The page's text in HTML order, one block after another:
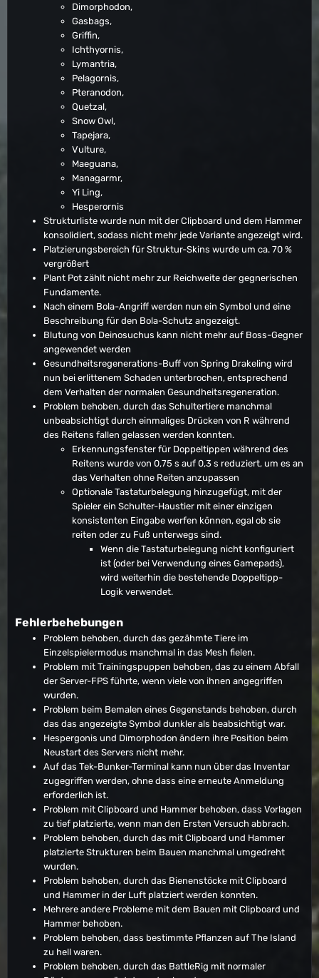
Dimorphodon,
Gasbags,
Griffin,
Ichthyornis,
Lymantria,
Pelagornis,
Pteranodon,
Quetzal,
Snow Owl,
Tapejara,
Vulture,
Maeguana,
Managarmr,
Yi Ling,
Hesperornis
Strukturliste wurde nun mit der Clipboard und dem Hammer
konsolidiert, sodass nicht mehr jede Variante angezeigt wird.
Platzierungsbereich für Struktur-Skins wurde um ca. 70 %
vergrößert
Plant Pot zählt nicht mehr zur Reichweite der gegnerischen
Fundamente.
Nach einem Bola-Angriff werden nun ein Symbol und eine
Beschreibung für den Bola-Schutz angezeigt.
Blutung von Deinosuchus kann nicht mehr auf Boss-Gegner
angewendet werden
Gesundheitsregenerations-Buff von Spring Drakeling wird
nun bei erlittenem Schaden unterbrochen, entsprechend
dem Verhalten der normalen Gesundheitsregeneration.
Problem behoben, durch das Schultertiere manchmal
unbeabsichtigt durch einmaliges Drücken von R während
des Reitens fallen gelassen werden konnten.
Erkennungsfenster für Doppeltippen während des
Reitens wurde von 0,75 s auf 0,3 s reduziert, um es an
das Verhalten ohne Reiten anzupassen
Optionale Tastaturbelegung hinzugefügt, mit der
Spieler ein Schulter-Haustier mit einer einzigen
konsistenten Eingabe werfen können, egal ob sie
reiten oder zu Fuß unterwegs sind.
Wenn die Tastaturbelegung nicht konfiguriert
ist (oder bei Verwendung eines Gamepads),
wird weiterhin die bestehende Doppeltipp-
Logik verwendet.
Fehlerbehebungen
Problem behoben, durch das gezähmte Tiere im
Einzelspielermodus manchmal in das Mesh fielen.
Problem mit Trainingspuppen behoben, das zu einem Abfall
der Server-FPS führte, wenn viele von ihnen angegriffen
wurden.
Problem beim Bemalen eines Gegenstands behoben, durch
das das angezeigte Symbol dunkler als beabsichtigt war.
Hespergonis und Dimorphodon ändern ihre Position beim
Neustart des Servers nicht mehr.
Auf das Tek-Bunker-Terminal kann nun über das Inventar
zugegriffen werden, ohne dass eine erneute Anmeldung
erforderlich ist.
Problem mit Clipboard und Hammer behoben, dass Vorlagen
zu tief platzierte, wenn man den Ersten Versuch abbrach.
Problem behoben, durch das mit Clipboard und Hammer
platzierte Strukturen beim Bauen manchmal umgedreht
wurden.
Problem behoben, durch das Bienenstöcke mit Clipboard
und Hammer in der Luft platziert werden konnten.
Mehrere andere Probleme mit dem Bauen mit Clipboard und
Hammer behoben.
Problem behoben, dass bestimmte Pflanzen auf The Island
zu hell waren.
Problem behoben, durch das BattleRig mit normaler